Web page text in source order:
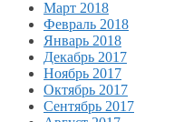
Март 2018
Февраль 2018
Январь 2018
Декабрь 2017
Ноябрь 2017
Октябрь 2017
Сентябрь 2017